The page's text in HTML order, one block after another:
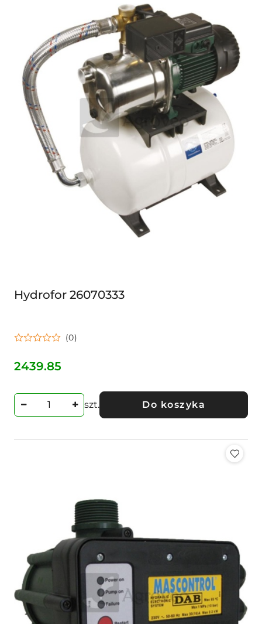
Hydrofor 26070333
(0)
Cena:
2439.85
szt. Do koszyka